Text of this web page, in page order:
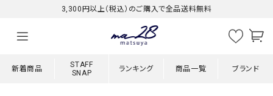
3,300円以上（税込）のご購入で全品送料無料
新着商品
STAFF
SNAP
ランキング 商品一覧 ブランド